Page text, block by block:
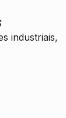
industriais,